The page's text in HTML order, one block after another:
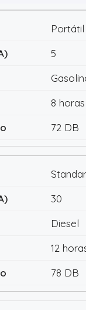
Portátil
5
8 horas
72 DB
30
Diesel
12
78 DB